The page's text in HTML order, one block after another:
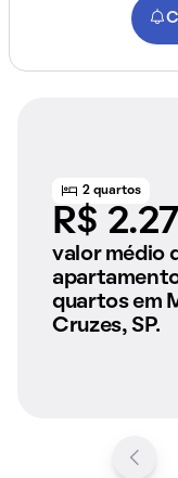
2 quartos
R$
A
valor médio
quartos em
Cruzes, SP.